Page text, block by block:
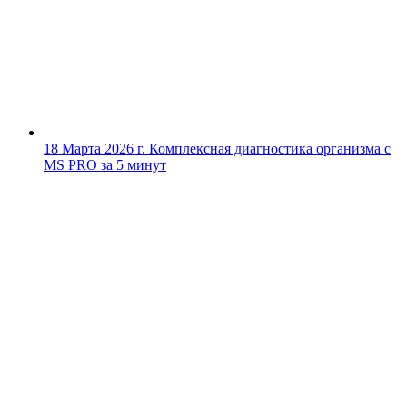
18 Марта 2026 г. Комплексная диагностика организма с
MS PRO за 5 минут